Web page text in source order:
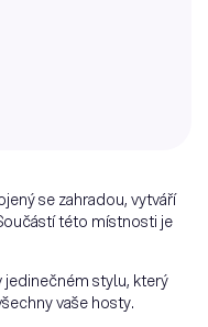
se zahradou, vytváří
této místnosti je
jedinečném stylu, který
vaše hosty.